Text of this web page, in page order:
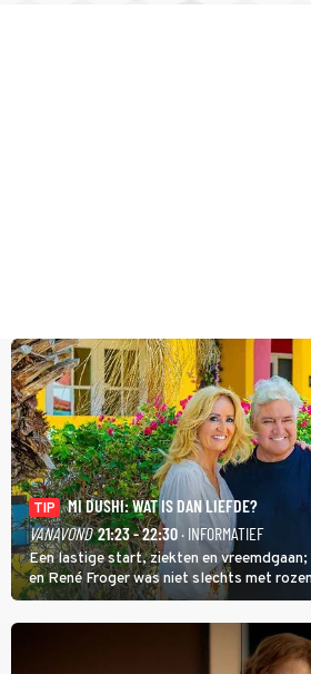
TIP
MI DUSHI: WAT IS DAN LIEFDE?
VANAVOND 21:23 - 22:30 · INFORMATIEF
Een lastige start, ziekten en
en René Froger was niet slechts met
Wat Is Dan Liefde? neemt Wilfred Genee
uit vissen om het over de liefde te hebben.